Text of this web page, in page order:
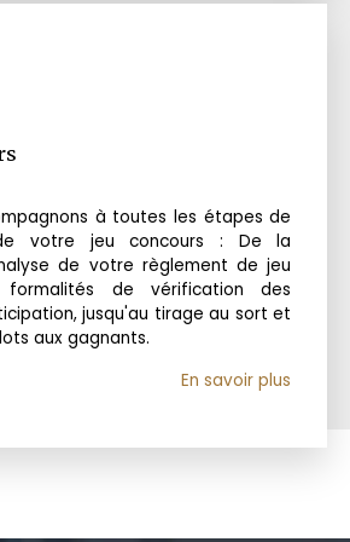
à toutes les étapes de
de votre jeu concours : De la
de votre règlement de jeu
formalités de vérification des
jusqu'au tirage au sort et
aux gagnants.
En savoir plus